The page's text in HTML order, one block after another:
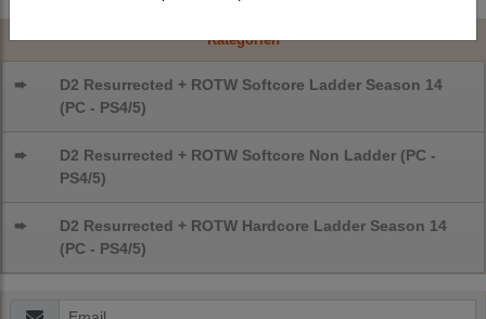
Kategorien
➨
D2 Resurrected + ROTW Softcore Ladder Season 14
(PC - PS4/5)
➨
D2 Resurrected + ROTW Softcore Non Ladder (PC -
PS4/5)
➨
D2 Resurrected + ROTW Hardcore Ladder Season 14
(PC - PS4/5)